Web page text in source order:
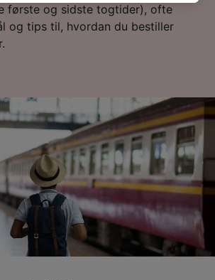
første og sidste togtider), ofte
og tips til, hvordan du bestiller
Dine data vil ikke blive brugt til
hvis du har bedt os om ikke at
geografiske
Aktivt scanne
til identifikation.
tilgå oplysninger på en
annoncering og indhold,
og indholdsmåling,
og udvikling af
(leverandører)